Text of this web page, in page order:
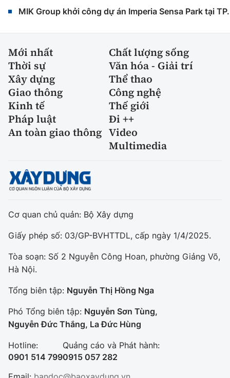
MIK Group khởi công dự án Imperia Sensa Park tại
Mới nhất
Chất lượng sống
Thời sự
Văn hóa - Giải trí
Xây dựng
Thể thao
Giao thông
Công nghệ
Kinh tế
Thế giới
Pháp luật
Đi ++
An toàn giao thông Video
Multimedia
Cơ quan chủ quản: Bộ Xây dựng
Giấy phép số: 03/GP-BVHTTDL, cấp ngày 1/4/2025.
Tòa soạn: Số 2 Nguyễn Công Hoan, phường Giảng Võ,
Hà Nội.
Tổng biên tập: Nguyễn Thị Hồng Nga
Phó Tổng biên tập: Nguyễn Sơn Tùng,
Nguyễn Đức Thắng, La Đức Hùng
Hotline:
0901 514 799
Quảng cáo và Phát hành:
0915 057 282